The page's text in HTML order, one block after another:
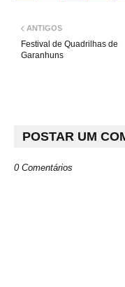
ANTIGOS
Festival de Quadrilhas de
Garanhuns
POSTAR UM
0 Comentários